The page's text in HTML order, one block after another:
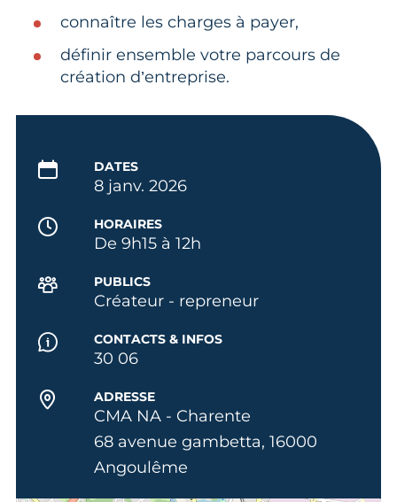
connaître les charges à payer,
définir ensemble votre parcours de
création d’entreprise.
DATES
8 janv. 2026
HORAIRES
De 9h15 à 12h
PUBLICS
Créateur - repreneur
CONTACTS & INFOS
30 06
ADRESSE
CMA NA - Charente
68 avenue gambetta, 16000
Angoulême